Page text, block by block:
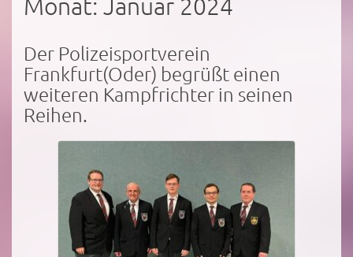
Der Polizeisportverein
Frankfurt(Oder) begrüßt einen
weiteren Kampfrichter in seinen
Reihen.